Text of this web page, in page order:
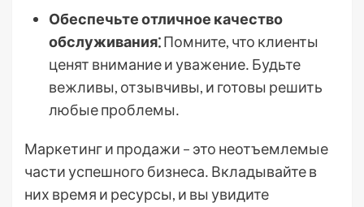
Обеспечьте отличное качество
обслуживания⁚Помните, что клиенты
ценят внимание и уважение․ Будьте
вежливы, отзывчивы, и готовы решить
любые проблемы․
Маркетинг и продажи – это неотъемлемые
части успешного бизнеса․ Вкладывайте в
них время и ресурсы, и вы увидите